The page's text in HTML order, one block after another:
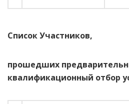
Список Участников,
прошедших
квалификационный отбор